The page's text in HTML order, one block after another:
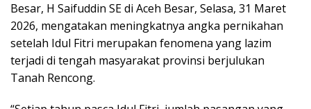
Besar, H Saifuddin SE di Aceh Besar, Selasa, 31 Maret
2026, mengatakan meningkatnya angka pernikahan
setelah Idul Fitri merupakan fenomena yang lazim
terjadi di tengah masyarakat provinsi berjulukan
Tanah Rencong.